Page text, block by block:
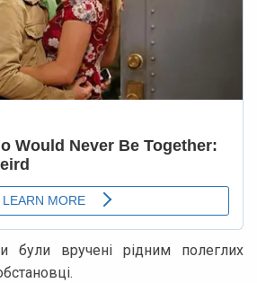
були вручені рідним полеглих